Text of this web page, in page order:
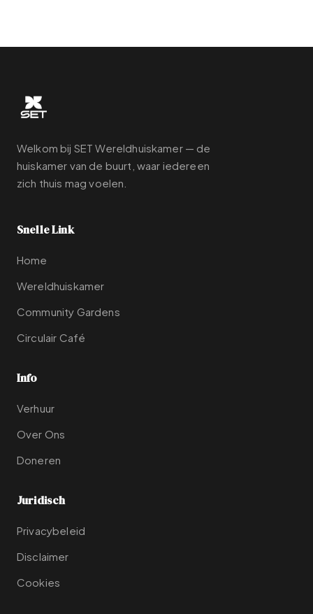
Welkom bij SET Wereldhuiskamer — de
huiskamer van de buurt, waar iedereen
zich thuis mag voelen.
Snelle Link
Home
Wereldhuiskamer
Community Gardens
Circulair Café
Info
Verhuur
Over Ons
Doneren
Juridisch
Privacybeleid
Disclaimer
Cookies